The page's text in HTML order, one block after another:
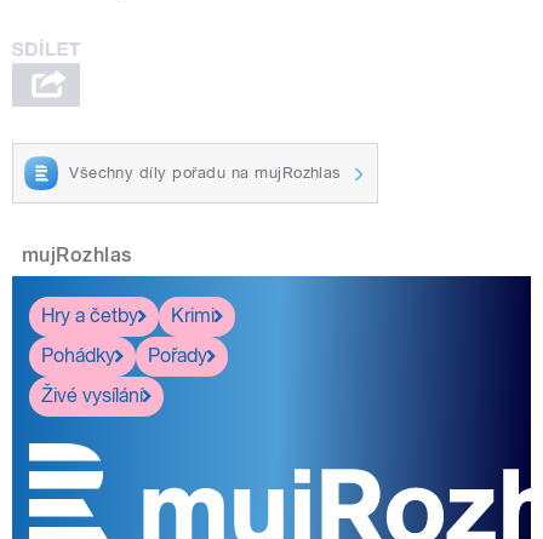
Všechny díly pořadu na mujRozhlas
mujRozhlas
Hry a četby
Krimi
Pohádky
Pořady
Živé vysílání